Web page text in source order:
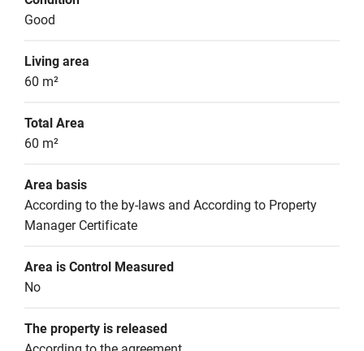
Good
Living area
60 m²
Total Area
60 m²
Area basis
According to the by-laws and According to Property
Manager Certificate
Area is Control Measured
No
The property is released